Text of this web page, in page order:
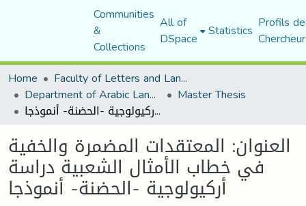
Communities
&
Collections
All of
DSpace Statistics Profils
Home
Faculty of Letters and Languages
Department of Arabic Language and Literature Master Thesis
العنوان: المعتقدات المضمرة والخفية في خطاب الأمثال الشعبية دراسة أركيولوجية -الحضنة- أنموذجا
العنوان: المعتقدات المضمرة والخفية
في خطاب الأمثال الشعبية دراسة
أركيولوجية -الحضنة- أنموذجا